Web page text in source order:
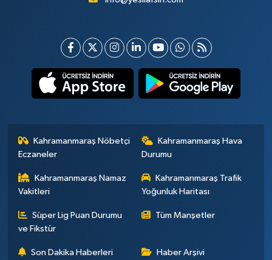
Kahramanmaraş Nöbetçi
Eczaneler
Kahramanmaraş Hava
Durumu
Kahramanmaraş Namaz
Vakitleri
Kahramanmaraş Trafik
Yoğunluk Haritası
Süper Lig Puan Durumu
ve Fikstür
Tüm Manşetler
Son Dakika Haberleri Haber Arşivi